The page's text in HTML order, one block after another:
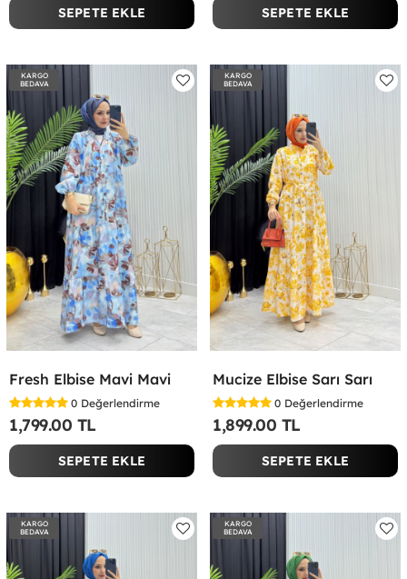
SEPETE EKLE SEPETE EKLE
KARGO
BEDAVA
Fresh Elbise Mavi Mavi
0 Değerlendirme
1,799.00 TL
SEPETE EKLE
KARGO
BEDAVA
Mucize Elbise Sarı Sarı
0 Değerlendirme
1,899.00 TL
SEPETE EKLE
KARGO
BEDAVA
KARGO
BEDAVA